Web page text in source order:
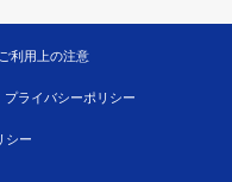
利用上の注意
プライバシーポリシー
シー